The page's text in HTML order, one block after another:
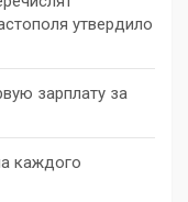
утвердило
зарплату за
каждого